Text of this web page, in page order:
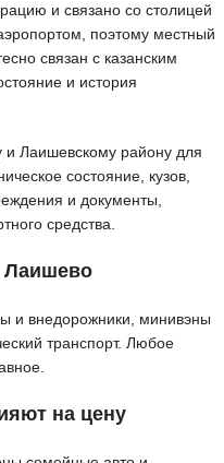
и связано со столицей
поэтому местный
связан с казанским
и история
Лаишевскому району для
состояние, кузов,
и документы,
средства.
Лаишево
и внедорожники, минивэны
транспорт. Любое
на цену